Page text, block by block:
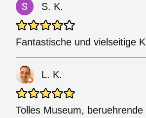
S. K.
Fantastische und vielseitige
L. K.
Tolles Museum,